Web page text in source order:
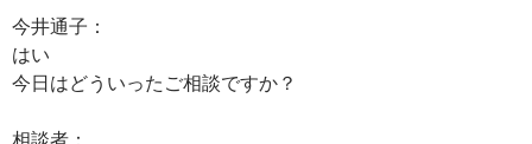
今井通子：
はい
今日はどういったご相談ですか？
相談者：